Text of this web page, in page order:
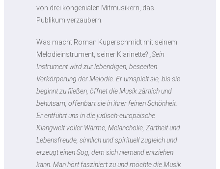
von drei kongenialen Mitmusikern, das
Publikum verzaubern.
Was macht Roman Kuperschmidt mit seinem
Melodieinstrument, seiner Klarinette? „Sein
Instrument wird zur lebendigen, beseelten
Verkörperung der Melodie. Er umspielt sie, bis sie
beginnt zu fließen, öffnet die Musik zärtlich und
behutsam, offenbart sie in ihrer feinen Schönheit.
Er entführt uns in die jüdisch-europäische
Klangwelt voller Wärme, Melancholie, Zartheit und
Lebensfreude, sinnlich und spirituell zugleich und
erzeugt einen Sog, dem sich niemand entziehen
kann. Man hört fasziniert zu und möchte die Musik